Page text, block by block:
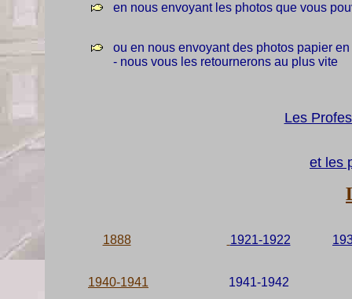
en nous envoyant les photos que vous
ou en nous envoyant des photos papier
- nous vous les retournerons au plus vite
Les
et les
1888 1921-1922
1940-1941 1941-1942